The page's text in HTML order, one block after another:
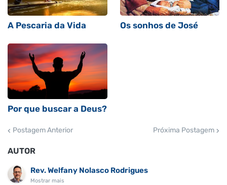
A Pescaria da Vida Os sonhos de José
Por que buscar a Deus?
Postagem Anterior Próxima Postagem
AUTOR
Rev. Welfany Nolasco Rodrigues
Mostrar mais